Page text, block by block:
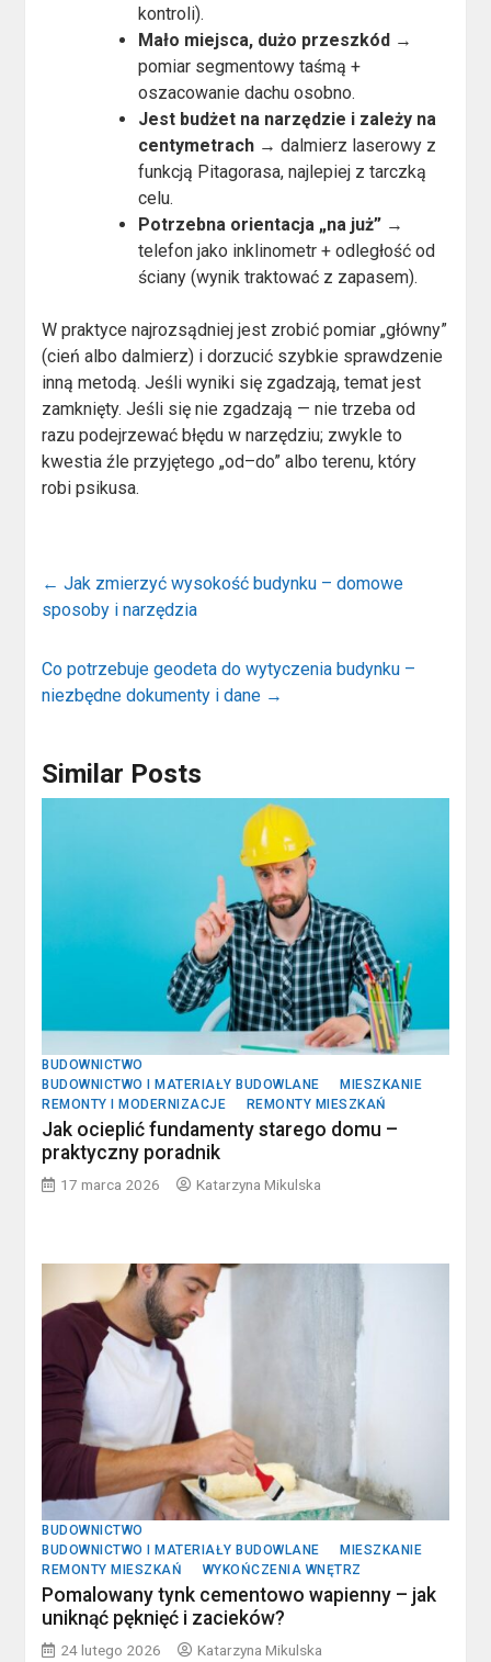
kontroli).
Mało miejsca, dużo przeszkód →
pomiar segmentowy taśmą +
oszacowanie dachu osobno.
Jest budżet na narzędzie i zależy na
centymetrach → dalmierz laserowy z
funkcją Pitagorasa, najlepiej z tarczką
celu.
Potrzebna orientacja „na już” →
telefon jako inklinometr + odległość od
ściany (wynik traktować z zapasem).
W praktyce najrozsądniej jest zrobić pomiar „główny”
(cień albo dalmierz) i dorzucić szybkie sprawdzenie
inną metodą. Jeśli wyniki się zgadzają, temat jest
zamknięty. Jeśli się nie zgadzają — nie trzeba od
razu podejrzewać błędu w narzędziu; zwykle to
kwestia źle przyjętego „od–do” albo terenu, który
robi psikusa.
← Jak zmierzyć wysokość budynku – domowe
sposoby i narzędzia
Co potrzebuje geodeta do wytyczenia budynku –
niezbędne dokumenty i dane →
Similar Posts
BUDOWNICTWO
BUDOWNICTWO I MATERIAŁY BUDOWLANE
MIESZKANIE
REMONTY I MODERNIZACJE
REMONTY MIESZKAŃ
Jak ocieplić fundamenty starego domu –
praktyczny poradnik
17 marca 2026 Katarzyna Mikulska
BUDOWNICTWO
BUDOWNICTWO I MATERIAŁY BUDOWLANE
MIESZKANIE
REMONTY MIESZKAŃ
WYKOŃCZENIA WNĘTRZ
Pomalowany tynk cementowo wapienny – jak
uniknąć pęknięć i zacieków?
24 lutego 2026 Katarzyna Mikulska